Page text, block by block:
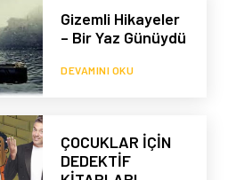
Gizemli Hikayeler
– Bir Yaz Günüydü
DEVAMINI OKU
ÇOCUKLAR İÇİN
DEDEKTİF